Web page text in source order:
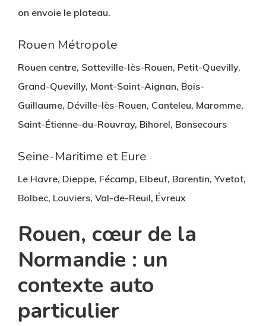
on envoie le plateau.
Rouen Métropole
Rouen centre, Sotteville-lès-Rouen, Petit-Quevilly,
Grand-Quevilly, Mont-Saint-Aignan, Bois-
Guillaume, Déville-lès-Rouen, Canteleu, Maromme,
Saint-Étienne-du-Rouvray, Bihorel, Bonsecours
Seine-Maritime et Eure
Le Havre, Dieppe, Fécamp, Elbeuf, Barentin, Yvetot,
Bolbec, Louviers, Val-de-Reuil, Évreux
Rouen, cœur de la
Normandie : un
contexte auto
particulier